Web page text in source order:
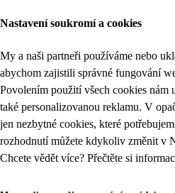
Nastavení soukromí a cookies
My a naši partneři používáme nebo
abychom zajistili správné fungování
Povolením použití všech cookies nám
také personalizovanou reklamu. V
jen nezbytné cookies, které
rozhodnutí můžete kdykoliv změnit v
Chcete vědět více? Přečtěte si